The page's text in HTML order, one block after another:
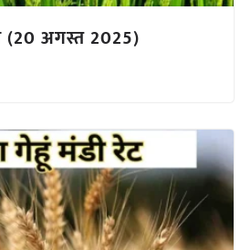
(20 अगस्त 2025)